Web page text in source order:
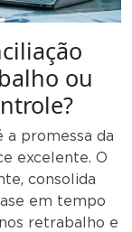
ou
a promessa da
excelente. O
consolida
em tempo
retrabalho e